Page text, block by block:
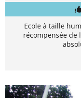
Ecole à taille
récompensée de